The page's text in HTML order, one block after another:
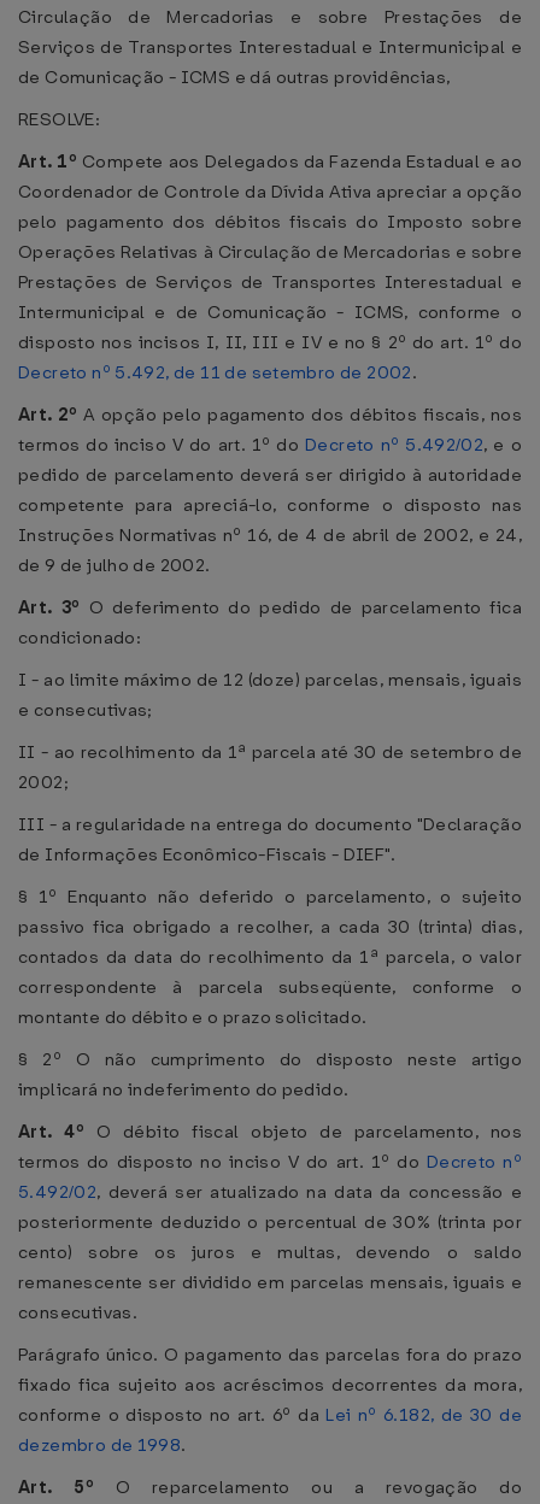
Circulação de Mercadorias e sobre Prestações de
Serviços de Transportes Interestadual e Intermunicipal e
de Comunicação - ICMS e dá outras providências,
RESOLVE:
Art. 1º Compete aos Delegados da Fazenda Estadual e ao
Coordenador de Controle da Dívida Ativa apreciar a opção
pelo pagamento dos débitos fiscais do Imposto sobre
Operações Relativas à Circulação de Mercadorias e sobre
Prestações de Serviços de Transportes Interestadual e
Intermunicipal e de Comunicação - ICMS, conforme o
disposto nos incisos I, II, III e IV e no § 2º do art. 1º do
Decreto nº 5.492, de 11 de setembro de 2002.
Art. 2º A opção pelo pagamento dos débitos fiscais, nos
termos do inciso V do art. 1º do Decreto nº 5.492/02, e o
pedido de parcelamento deverá ser dirigido à autoridade
competente para apreciá-lo, conforme o disposto nas
Instruções Normativas nº 16, de 4 de abril de 2002, e 24,
de 9 de julho de 2002.
Art. 3º O deferimento do pedido de parcelamento fica
condicionado:
I - ao limite máximo de 12 (doze) parcelas, mensais, iguais
e consecutivas;
II - ao recolhimento da 1ª parcela até 30 de setembro de
2002;
III - a regularidade na entrega do documento "Declaração
de Informações Econômico-Fiscais - DIEF".
§ 1º Enquanto não deferido o parcelamento, o sujeito
passivo fica obrigado a recolher, a cada 30 (trinta) dias,
contados da data do recolhimento da 1ª parcela, o valor
correspondente à parcela subseqüente, conforme o
montante do débito e o prazo solicitado.
§ 2º O não cumprimento do disposto neste artigo
implicará no indeferimento do pedido.
Art. 4º O débito fiscal objeto de parcelamento, nos
termos do disposto no inciso V do art. 1º do Decreto nº
5.492/02, deverá ser atualizado na data da concessão e
posteriormente deduzido o percentual de 30% (trinta por
cento) sobre os juros e multas, devendo o saldo
remanescente ser dividido em parcelas mensais, iguais e
consecutivas.
Parágrafo único. O pagamento das parcelas fora do prazo
fixado fica sujeito aos acréscimos decorrentes da mora,
conforme o disposto no art. 6º da Lei nº 6.182, de 30 de
dezembro de 1998.
Art. 5º O reparcelamento ou a revogação do